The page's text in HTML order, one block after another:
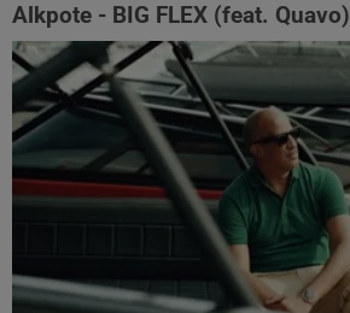
Alkpote - BIG FLEX (feat. Quavo)